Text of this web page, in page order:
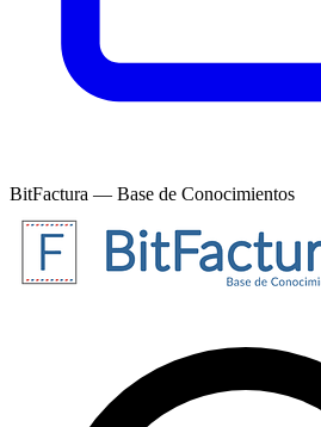
BitFactura — Base de Conocimientos